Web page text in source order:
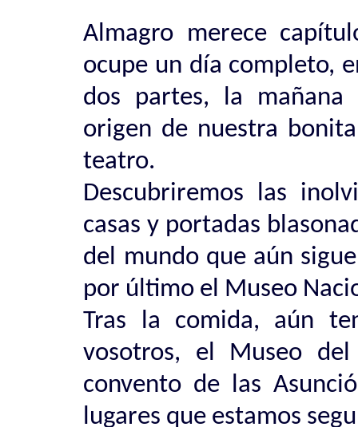
Almagro merece
ocupe un día completo,
dos partes, la
origen de nuestra
teatro.
Descubriremos las
casas y portadas
del mundo que aún
por último el Museo
Tras la comida, aún
vosotros, el Museo
convento de las
lugares que estamos